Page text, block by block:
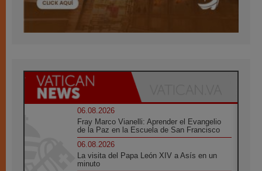
06.08.2026
Fray Marco Vianelli: Aprender el Evangelio
de la Paz en la Escuela de San Francisco
06.08.2026
La visita del Papa León XIV a Asís en un
minuto